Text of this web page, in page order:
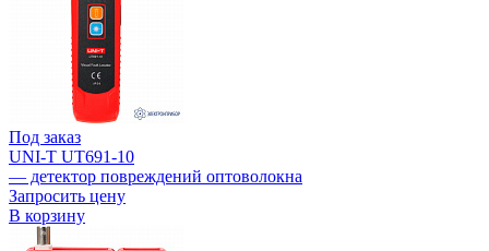
Под заказ
UNI-T UT691-10
— детектор повреждений оптоволокна
Запросить цену
В корзину